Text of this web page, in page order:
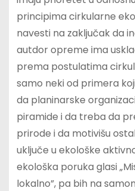
principima cirkularne
navesti na zaključak da
autdor opreme ima
prema postulatima
samo neki od primera
da planinarske
piramide i da treba da
prirode i da motivišu
uključe u ekološke
ekološka poruka glasi
lokalno”, pa bih na